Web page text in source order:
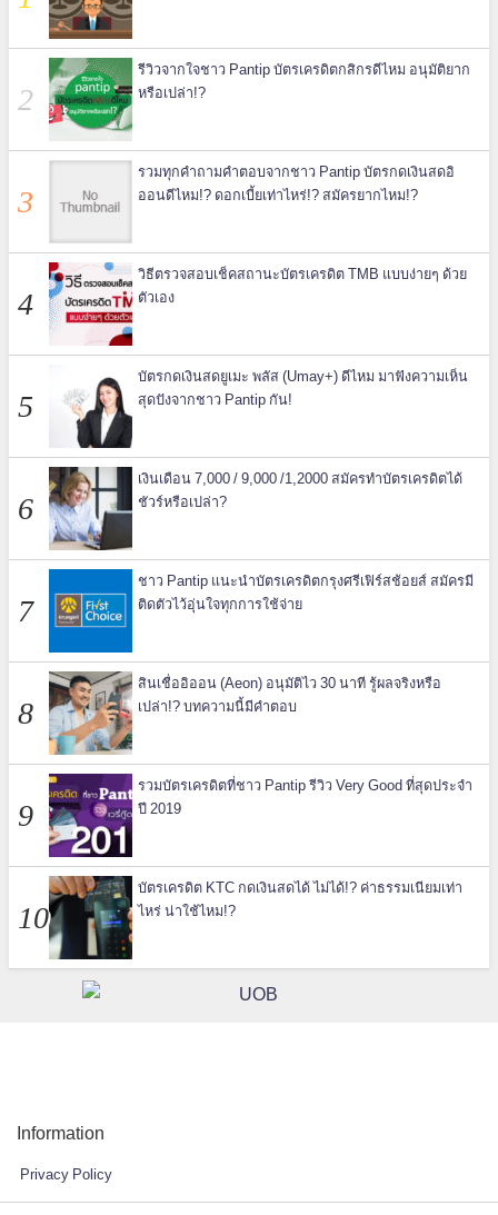
รีวิวจากใจชาว Pantip บัตรเครดิตกสิกรดีไหม อนุมัติยาก
หรือเปล่า!?
รวมทุกคำถามคำตอบจากชาว Pantip บัตรกดเงินสดอิ
ออนดีไหม!? ดอกเบี้ยเท่าไหร่!? สมัครยากไหม!?
วิธีตรวจสอบเช็คสถานะบัตรเครดิต TMB แบบง่ายๆ ด้วย
ตัวเอง
บัตรกดเงินสดยูเมะ พลัส (Umay+) ดีไหม มาฟังความเห็น
สุดปังจากชาว Pantip กัน!
เงินเดือน 7,000 / 9,000 /1,2000 สมัครทำบัตรเครดิตได้
ชัวร์หรือเปล่า?
ชาว Pantip แนะนำบัตรเครดิตกรุงศรีเฟิร์สช้อยส์ สมัครมี
ติดตัวไว้อุ่นใจทุกการใช้จ่าย
สินเชื่ออิออน (Aeon) อนุมัติไว 30 นาที รู้ผลจริงหรือ
เปล่า!? บทความนี้มีคำตอบ
รวมบัตรเครดิตที่ชาว Pantip รีวิว Very Good ที่สุดประจำ
ปี 2019
บัตรเครดิต KTC กดเงินสดได้ ไม่ได้!? ค่าธรรมเนียมเท่า
ไหร่ น่าใช้ไหม!?
Information
Privacy Policy